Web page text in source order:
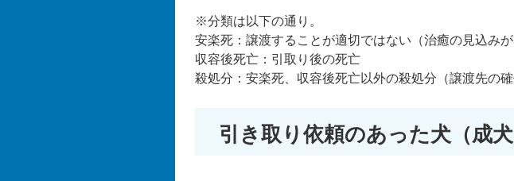
※分類は以下の通り。
安楽死：譲渡することが適切ではない（治癒の見込み
収容後死亡：引取り後の死亡
殺処分：安楽死、収容後死亡以外の殺処分（譲渡先の
引き取り依頼のあった犬（成犬